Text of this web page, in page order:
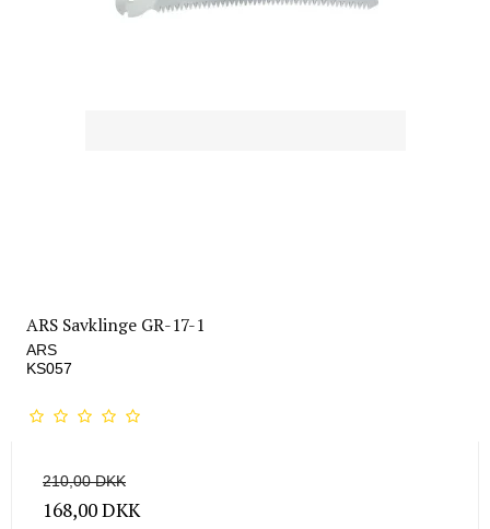
ARS Savklinge GR-17-1
ARS
KS057
210,00 DKK
168,00 DKK